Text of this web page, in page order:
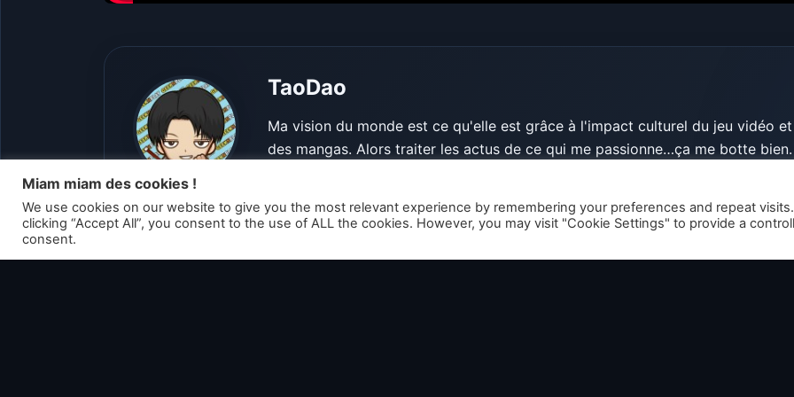
TaoDao
Ma vision du monde est ce qu'elle est grâce à l'impact culturel du jeu vidéo et
des mangas. Alors traiter les actus de ce qui me passionne…ça me botte bien.
Miam miam des cookies !
We use cookies on our website to give you the most relevant experience by remembering your preferences and repeat
clicking “Accept All”, you consent to the use of ALL the cookies. However, you may visit "Cookie Settings" to provide a
consent.